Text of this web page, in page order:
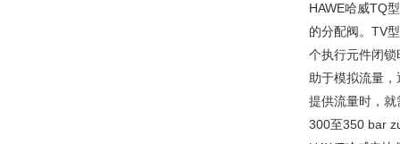
HAWE哈威TQ
的分配阀。TV
个执行元件闭
助于模拟流量
提供流量时，
300至350 bar